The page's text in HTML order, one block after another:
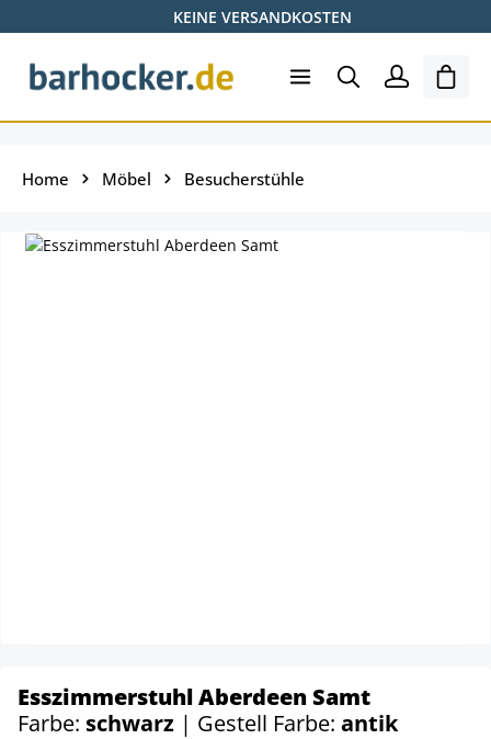
Zum Hauptinhalt springenKEINE VERSANDKOSTEN
Home Möbel Besucherstühle
Esszimmerstuhl Aberdeen Samt
Farbe: schwarz | Gestell Farbe: antik